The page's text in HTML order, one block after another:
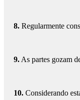
8. Regularmente
9. As partes gozam
10. Considerando